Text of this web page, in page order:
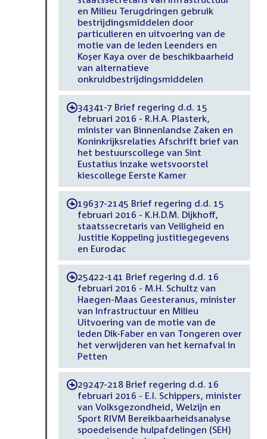
en Milieu Terugdringen gebruik
bestrijdingsmiddelen door
particulieren en uitvoering van de
motie van de leden Leenders en
Koşer Kaya over de beschikbaarheid
van alternatieve
onkruidbestrijdingsmiddelen
-34341-7 Brief regering d.d. 15
februari 2016 - R.H.A. Plasterk,
minister van Binnenlandse Zaken en
Koninkrijksrelaties Afschrift brief van
het bestuurscollege van Sint
Eustatius inzake wetsvoorstel
kiescollege Eerste Kamer
-19637-2145 Brief regering d.d. 15
februari 2016 - K.H.D.M. Dijkhoff,
staatssecretaris van Veiligheid en
Justitie Koppeling justitiegegevens
en Eurodac
-25422-141 Brief regering d.d. 16
februari 2016 - M.H. Schultz van
Haegen-Maas Geesteranus, minister
van Infrastructuur en Milieu
Uitvoering van de motie van de
leden Dik-Faber en van Tongeren over
het verwijderen van het kernafval in
Petten
-29247-218 Brief regering d.d. 16
februari 2016 - E.I. Schippers, minister
van Volksgezondheid, Welzijn en
Sport RIVM Bereikbaarheidsanalyse
spoedeisende hulpafdelingen (SEH)